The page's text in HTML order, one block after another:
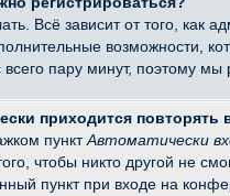
Всё зависит от того,
возможности,
всего пару минут, поэтому мы
приходится повторять
пунктАвтоматически
чтобы никто другой не
пункт при входе на